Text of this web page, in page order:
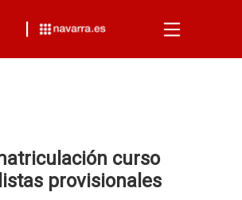
Menu
curso
provisionales